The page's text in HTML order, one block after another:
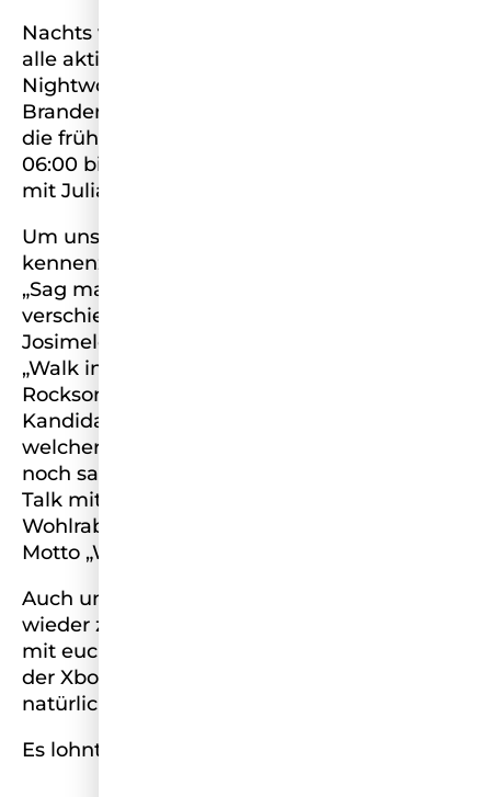
Nachts von 00:00 bis 06:00 Uhr können sich
alle aktiven Nachtschwärmer:innen über das
Nightwork(out) mit unserer Miss
Brandenburg Julia Laura freuen. Aber auch
die frühen Vögel kommen nicht zu kurz: Von
06:00 bis 10:00 Uhr startet ihr gemeinsam
mit Julia Pillatzki in den Tag.
Um unsere Kandidatinnen noch besser
kennenzulernen, erzählen sie uns im Format
„Sag mal…?!“, was ihre Gedanken zu
verschiedenen Themen sind. Zusätzlich fühlt
Josimelonie den Kandidatinnen mit ihrem
„Walk in Talk“ auf den Zahn. Richlove
Rockson lädt am Nachmittag verschiedene
Kandidatinnen in ihren „Tolerance Talk“ ein,
welcher unter dem Motto „Was darf ich denn
noch sagen?“ steht. Anschließend geht es im
Talk mit Vize Miss Germany Katharina
Wohlrab um Diversity Themen unter dem
Motto „Wie fragt man’s richtig?“.
Auch unser Team bekommt ihr immer
wieder zu Gesicht. Wir essen gemeinsam
mit euch im Format „Mukbang“, zocken an
der Xbox, spielen Spiele und beantworten
natürlich eure Fragen aus dem Chat.
Es lohnt sich definitiv reinzuschalten!